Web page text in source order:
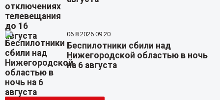
06.8.2026 09:20
Беспилотники сбили над
Нижегородской областью в ночь
на 6 августа